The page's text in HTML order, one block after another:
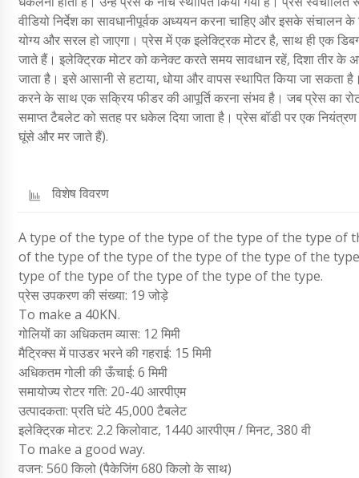
वीडियो निर्देश का सावधानीपूर्वक अध्ययन करना चाहिए और इसके
योग्य और सरल हो जाएगा। प्रेस में एक इलेक्ट्रिक मोटर है, साथ ही एक
जाते हैं। इलेक्ट्रिक मोटर को कनेक्ट करते समय सावधान रहें, दिशा तीर
जाता है। इसे आसानी से हटाया, धोया और वापस स्थापित किया जा सकता
करने के साथ एक सक्रिय फीडर की आपूर्ति करना संभव है। जब प्रेस का
समाप्त टैबलेट को सतह पर धकेल दिया जाता है। प्रेस बॉडी पर एक
घूंसे और मर जाते हैं).
विशेष विवरण
A type of the type of the type of the type of the type
of the type of the type of the type of the type of the
type of the type of the type of the type of the type.
प्रेस उपकरण की संख्या: 19 जोड़े
To make a 40KN.
गोलियों का अधिकतम व्यास: 12 मिमी
मैट्रिक्स में पाउडर भरने की गहराई: 15 मिमी
अधिकतम गोली की ऊँचाई: 6 मिमी
समायोज्य रोटर गति: 20-40 आरपीएम
उत्पादकता: प्रति घंटे 45,000 टैबलेट
इलेक्ट्रिक मोटर: 2.2 किलोवाट, 1440 आरपीएम / मिनट, 380 वी
To make a good way.
वजन: 560 किलो (पैकेजिंग 680 किलो के साथ)